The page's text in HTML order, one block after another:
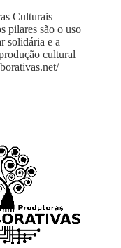
Culturais
pilares são o uso
solidária e a
cultural